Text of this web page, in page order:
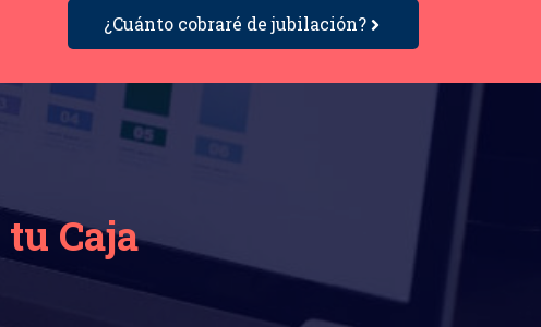
¿Cuánto cobraré de jubilación?
tu Caja